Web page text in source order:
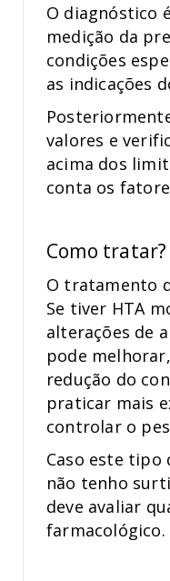
O diagnóstico
medição da
condições
as indicações
valores e
acima dos
conta os
Como tratar?
O tratamento
Se tiver HTA
alterações de
pode
redução do
praticar mais
controlar o
Caso este tipo
não tenho
deve avaliar
farmacológico.